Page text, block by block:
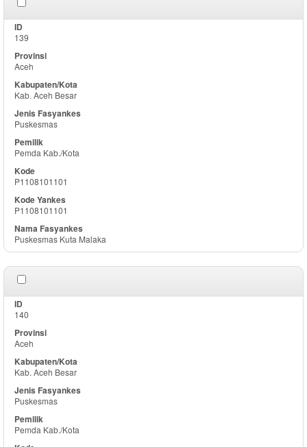
139
Aceh
Kab. Aceh Besar
Puskesmas
Pemda Kab./Kota
P1108101101
P1108101101
Puskesmas Kuta Malaka
140
Aceh
Kab. Aceh Besar
Puskesmas
Pemda Kab./Kota